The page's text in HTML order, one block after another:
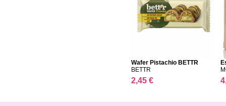
Wafer Pistachio BETTR
BETTR
2,45 €